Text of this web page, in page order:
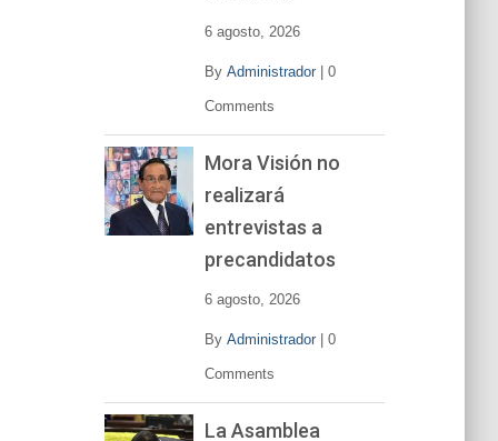
6 agosto, 2026
By Administrador| 0
Comments
Mora Visión no
realizará
entrevistas a
precandidatos
6 agosto, 2026
By Administrador| 0
Comments
La Asamblea